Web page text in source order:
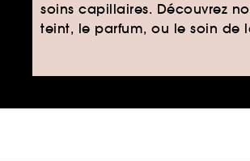
soins capillaires. Découvrez
teint, le parfum, ou le soin de